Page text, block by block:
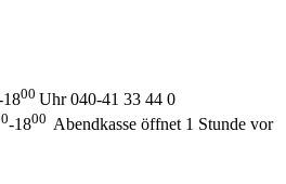
1800 Uhr 040-41 33 44 0
-1800 Abendkasse öffnet 1 Stunde vor